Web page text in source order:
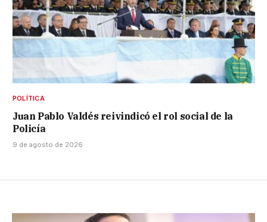
POLÍTICA
Juan Pablo Valdés reivindicó el rol social de la
Policía
9 de agosto de 2026